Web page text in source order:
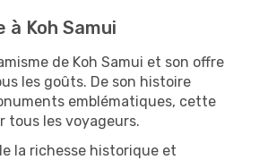
à Koh Samui
de Koh Samui et son offre
les goûts. De son histoire
emblématiques, cette
tous les voyageurs.
la richesse historique et